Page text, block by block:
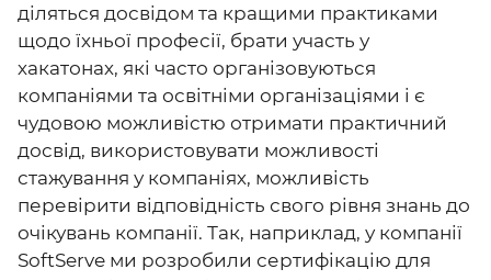
діляться досвідом та кращими практиками
щодо їхньої професії, брати участь у
хакатонах, які часто організовуються
компаніями та освітніми організаціями і є
чудовою можливістю отримати практичний
досвід, використовувати можливості
стажування у компаніях, можливість
перевірити відповідність свого рівня знань до
очікувань компанії. Так, наприклад, у компанії
SoftServe ми розробили сертифікацію для